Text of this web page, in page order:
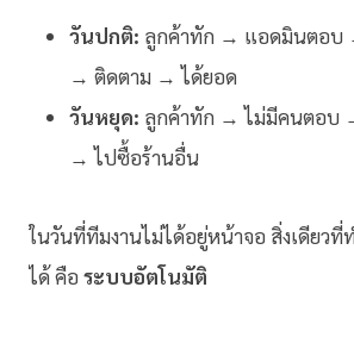
วันปกติ: ลูกค้าทัก → แอดมินตอบ
→ ติดตาม → ได้ยอด
วันหยุด: ลูกค้าทัก → ไม่มีคนตอบ
→ ไปซื้อร้านอื่น
ในวันที่ทีมงานไม่ได้อยู่หน้าจอ สิ่งเดียวที่
ได้ คือ ระบบอัตโนมัติ